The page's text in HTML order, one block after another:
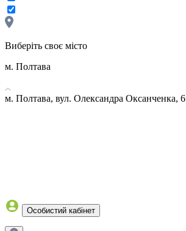
Виберіть своє місто
м. Полтава
м. Полтава, вул. Олександра Оксанченка, 6
Особистий кабінет